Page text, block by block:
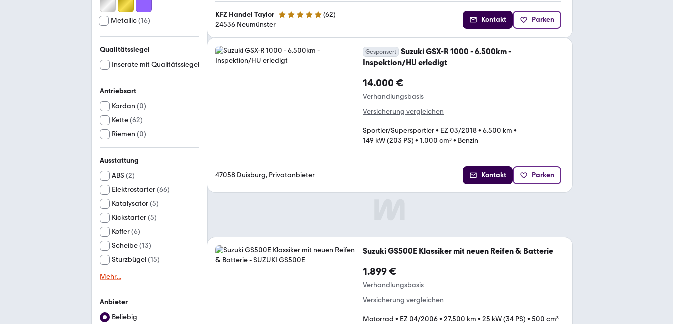
Metallic(16)
Qualitätssiegel
Inserate mit Qualitätssiegel
Antriebsart
Kardan (0)
Kette(62)
Riemen (0)
Ausstattung
ABS (2)
Elektrostarter(66)
Katalysator(5)
Kickstarter(5)
Koffer(6)
Scheibe(13)
Sturzbügel(15)
Mehr...
Anbieter
Beliebig
KFZ Handel Taylor 4.9 Sterne (62)
24536 Neumünster
Kontakt Parken
Gesponsert
Suzuki GSX-R 1000 - 6.500km -
Inspektion/HU erledigt
14.000 €
Verhandlungsbasis
Versicherung vergleichen
Sportler/Supersportler• EZ 03/2018• 6.500 km •
149 kW (203 PS) • 1.000 cm³• Benzin
47058 Duisburg, Privatanbieter Kontakt Parken
Suzuki GS500E Klassiker mit neuen Reifen & Batterie
1.899 €
Verhandlungsbasis
Versicherung vergleichen
Motorrad • EZ 04/2006• 27.500 km • 25 kW (34 PS) • 500 cm³